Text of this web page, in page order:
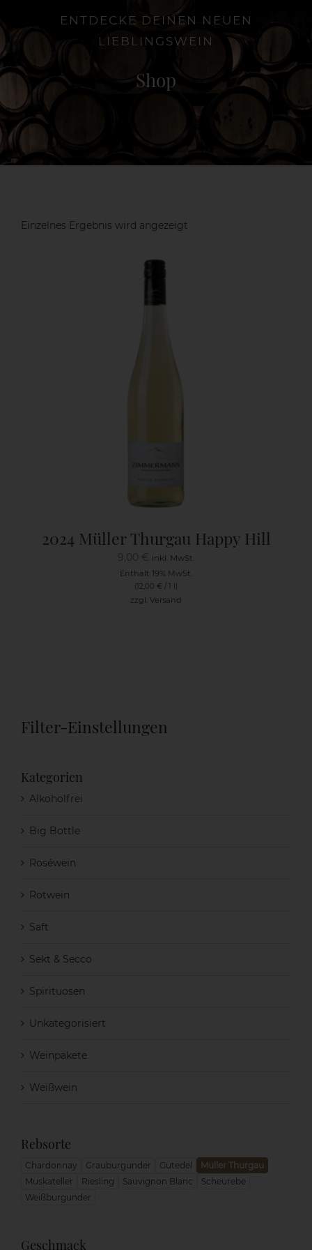
Shop
Aktuelles
ENTDECKE DEINEN NEUEN
LIEBLINGSWEIN
Shop
Einzelnes Ergebnis wird angezeigt
2024 Müller Thurgau Happy Hill
9,00 € inkl. MwSt.
Enthält 19% MwSt.
(12,00 € / 1 l)
zzgl. Versand
Filter-Einstellungen
Kategorien
Alkoholfrei
Big Bottle
Roséwein
Rotwein
Saft
Sekt & Secco
Spirituosen
Unkategorisiert
Weinpakete
Weißwein
Rebsorte
Chardonnay Grauburgunder Gutedel
Müller Thurgau
Muskateller
Riesling Sauvignon Blanc
Scheurebe
Weißburgunder
Geschmack